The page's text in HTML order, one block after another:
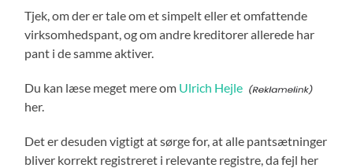
Tjek, om der er tale om et simpelt eller et omfattende
virksomhedspant, og om andre kreditorer allerede har
pant i de samme aktiver.
Du kan læse meget mere om Ulrich Hejle
her.
Det er desuden vigtigt at sørge for, at alle pantsætninger
bliver korrekt registreret i relevante registre, da fejl her